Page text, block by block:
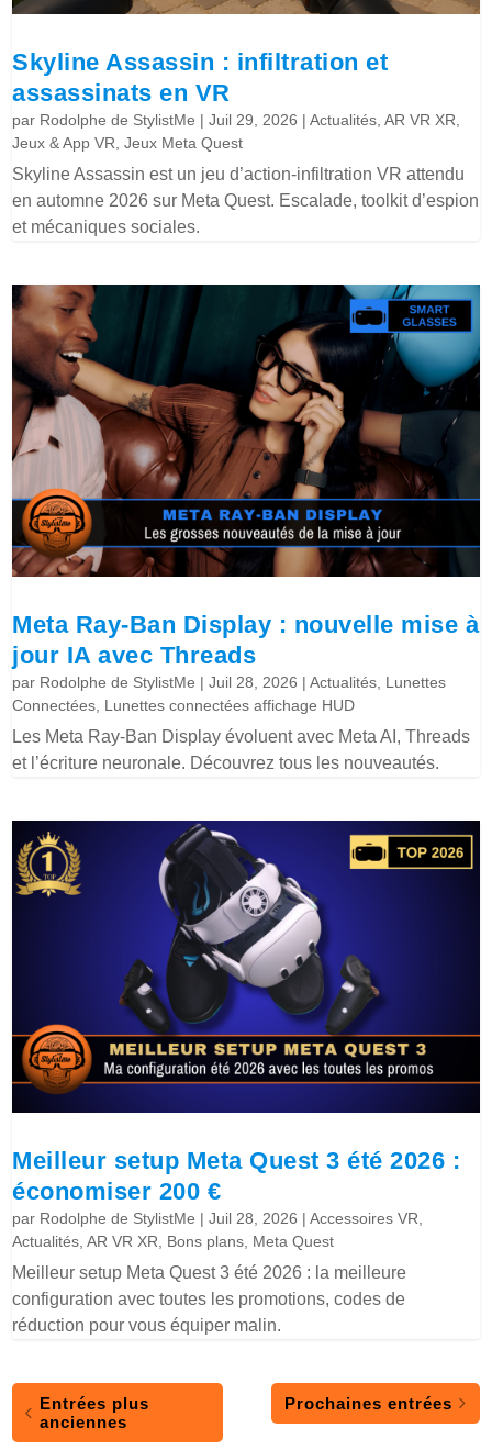
Skyline Assassin : infiltration et
assassinats en VR
par Rodolphe de StylistMe |Juil 29, 2026 |Actualités ,AR VR XR
Jeux & App VR ,Jeux Meta Quest
Skyline Assassin est un jeu d’action-infiltration VR attendu
en automne 2026 sur Meta Quest. Escalade, toolkit d’espion
et mécaniques sociales.
Meta Ray-Ban Display : nouvelle mise à
jour IA avec Threads
par Rodolphe de StylistMe |Juil 28, 2026 |Actualités Lunettes
Connectées Lunettes connectées affichage HUD
Les Meta Ray-Ban Display évoluent avec Meta AI, Threads
et l’écriture neuronale. Découvrez tous les nouveautés.
Meilleur setup Meta Quest 3 été 2026 :
économiser 200 €
par Rodolphe de StylistMe |Juil 28, 2026 |Accessoires VR
Actualités ,AR VR XR Bons plans Meta Quest
Meilleur setup Meta Quest 3 été 2026 : la meilleure
configuration avec toutes les promotions, codes de
réduction pour vous équiper malin.
Entrées plus
anciennes
Prochaines entrées